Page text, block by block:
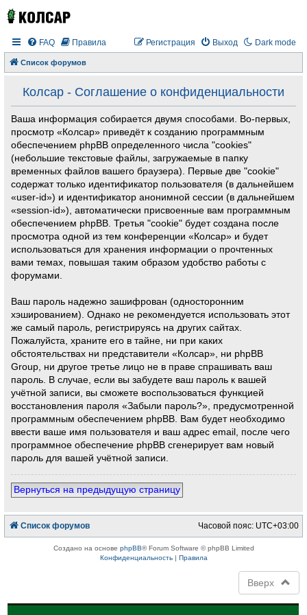
Dark mode
FAQ Правила Выход
Регистрация
Список форумов
Колсар - Соглашение о конфиденциальности
Ваша информация собирается двумя способами. Во-первых,
просмотр «Колсар» приведёт к созданию программным
обеспечением phpBB определенного числа "cookies"
(небольшие текстовые файлы, загружаемые в папку
временных файлов вашего браузера). Первые две "cookie"
содержат только идентификатор пользователя (в дальнейшем
«user-id») и идентификатор анонимной сессии (в дальнейшем
«session-id»), автоматически присвоенные вам программным
обеспечением phpBB. Третья "cookie" будет создана после
просмотра одной из тем конференции «Колсар» и будет
использоваться для хранения информации о прочтенных
вами темах, повышая таким образом удобство работы с
форумами.
Ваш пароль надежно зашифрован (односторонним
хэшированием). Однако не рекомендуется использовать этот
же самый пароль, регистрируясь на других сайтах.
Пожалуйста, храните его в тайне, ни при каких
обстоятельствах ни представители «Колсар», ни phpBB
Group, ни другое третье лицо не в праве спрашивать ваш
пароль. В случае, если вы забудете ваш пароль к вашей
учётной записи, вы сможете воспользоваться функцией
восстановления пароля «Забыли пароль?», предусмотренной
программным обеспечением phpBB. Вам будет необходимо
ввести ваше имя пользователя и ваш адрес email, после чего
программное обеспечение phpBB сгенерирует вам новый
пароль для вашей учётной записи.
Вернуться на предыдущую страницу
Список форумов Часовой пояс: UTC+03:00
Создано на основе phpBB® Forum Software © phpBB Limited
Конфиденциальность| Правила
Вверх